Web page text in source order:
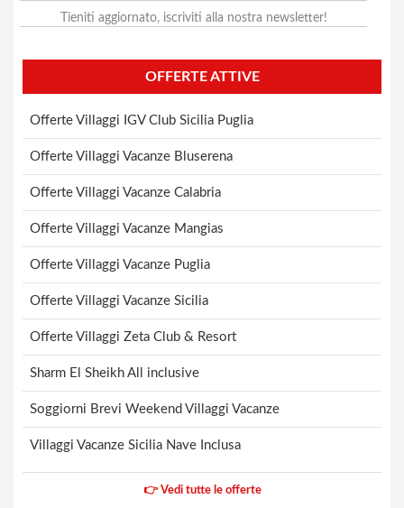
Tieniti aggiornato, iscriviti alla nostra newsletter!
OFFERTE ATTIVE
Offerte Villaggi IGV Club Sicilia Puglia
Offerte Villaggi Vacanze Bluserena
Offerte Villaggi Vacanze Calabria
Offerte Villaggi Vacanze Mangias
Offerte Villaggi Vacanze Puglia
Offerte Villaggi Vacanze Sicilia
Offerte Villaggi Zeta Club & Resort
Sharm El Sheikh All inclusive
Soggiorni Brevi Weekend Villaggi Vacanze
Villaggi Vacanze Sicilia Nave Inclusa
👉 Vedi tutte le offerte